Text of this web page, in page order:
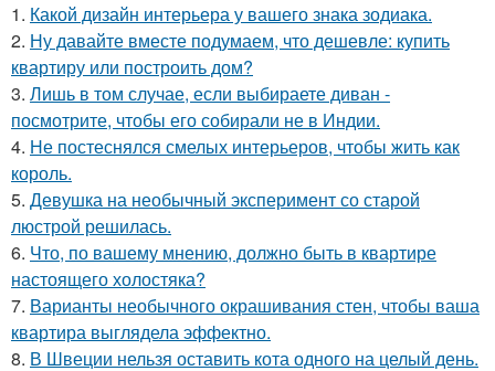
1. Какой дизайн интерьера у вашего знака зодиака.
2. Ну давайте вместе подумаем, что дешевле: купить
квартиру или построить дом?
3. Лишь в том случае, если выбираете диван -
посмотрите, чтобы его собирали не в Индии.
4. Не постеснялся смелых интерьеров, чтобы жить как
король.
5. Девушка на необычный эксперимент со старой
люстрой решилась.
6. Что, по вашему мнению, должно быть в квартире
настоящего холостяка?
7. Варианты необычного окрашивания стен, чтобы ваша
квартира выглядела эффектно.
8. В Швеции нельзя оставить кота одного на целый день.